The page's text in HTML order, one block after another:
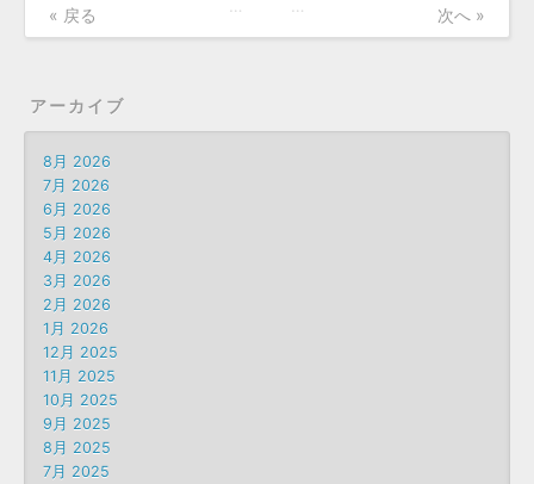
« 戻る 次へ »
アーカイブ
8月 2026
7月 2026
6月 2026
5月 2026
4月 2026
3月 2026
2月 2026
1月 2026
12月 2025
11月 2025
10月 2025
9月 2025
8月 2025
7月 2025